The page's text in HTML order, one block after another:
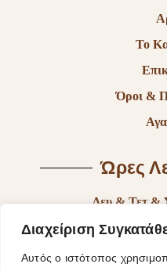
Διαχείριση
Αυτός ο ιστότοπος
Το
Όροι &
Ώρες
Δευ & Τετ &
Τρι & Παρ: 9:00
Πεμ: